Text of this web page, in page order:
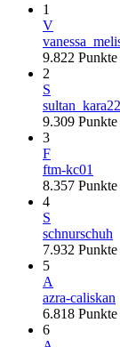
1
V
9.822 Punkte
2
S
sultan_kara22
9.309 Punkte
3
F
ftm-kc01
8.357 Punkte
4
S
schnurschuh
7.932 Punkte
5
A
azra-caliskan
6.818 Punkte
6